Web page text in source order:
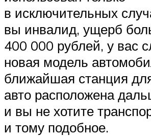
в исключительных
вы инвалид, ущерб
400 000 рублей, у вас
новая модель
ближайшая станция
авто расположена
и вы не хотите
и тому подобное.